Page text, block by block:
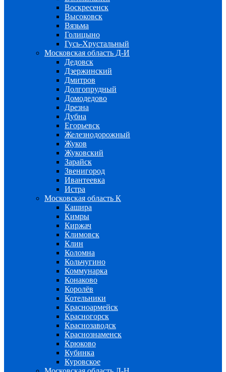
Воскресенск
Высоковск
Вязьма
Голицыно
Гусь-Хрустальный
Московская область Д-И
Дедовск
Дзержинский
Дмитров
Долгопрудный
Домодедово
Дрезна
Дубна
Егорьевск
Железнодорожный
Жуков
Жуковский
Зарайск
Звенигород
Ивантеевка
Истра
Московская область К
Кашира
Кимры
Киржач
Климовск
Клин
Коломна
Кольчугино
Коммунарка
Конаково
Королёв
Котельники
Красноармейск
Красногорск
Краснозаводск
Краснознаменск
Крюково
Кубинка
Куровское